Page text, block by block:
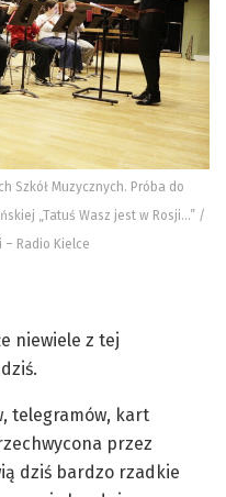
Szkół Muzycznych. Próba do
„Tatuś Wasz jest w Rosji…” /
– Radio Kielce
niewiele z tej
telegramów, kart
przez
dziś bardzo rzadkie